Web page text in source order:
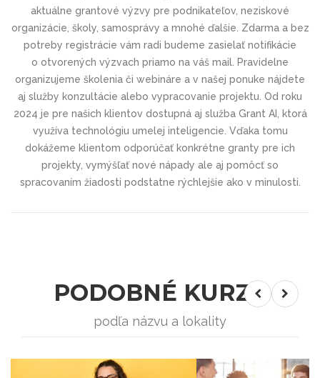
aktuálne grantové výzvy pre podnikateľov, neziskové
organizácie, školy, samosprávy a mnohé ďalšie. Zdarma a bez
potreby registrácie vám radi budeme zasielať notifikácie
o otvorených výzvach priamo na váš mail. Pravidelne
organizujeme školenia či webináre a v našej ponuke nájdete
aj služby konzultácie alebo vypracovanie projektu. Od roku
2024 je pre našich klientov dostupná aj služba Grant AI, ktorá
využíva technológiu umelej inteligencie. Vďaka tomu
dokážeme klientom odporúčať konkrétne granty pre ich
projekty, vymýšľať nové nápady ale aj pomôcť so
spracovaním žiadosti podstatne rýchlejšie ako v minulosti.
PODOBNÉ KURZY
podľa názvu a lokality